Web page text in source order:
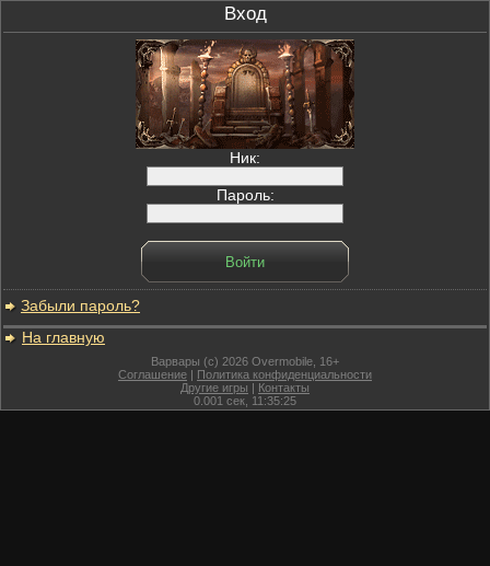
Вход
Ник:
Пароль:
Забыли пароль?
На главную
Варвары (c) 2026 Overmobile, 16+
Соглашение | Политика конфиденциальности
Другие игры | Контакты
0.001 сек, 11:35:25